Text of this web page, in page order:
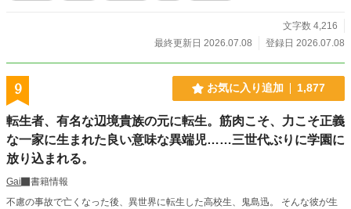
文字数 4,216
最終更新日 2026.07.08
登録日 2026.07.08
9 お気に入り追加 1,877
転生者、有名な辺境貴族の元に転生。筋肉こそ、力こそ正義
な一家に生まれた良い意味な異端児……三世代ぶりに学園に
放り込まれる。
Gai
書籍情報
不慮の事故で亡くなった後、異世界に転生した高校生、鬼島迅。 そんな彼が生